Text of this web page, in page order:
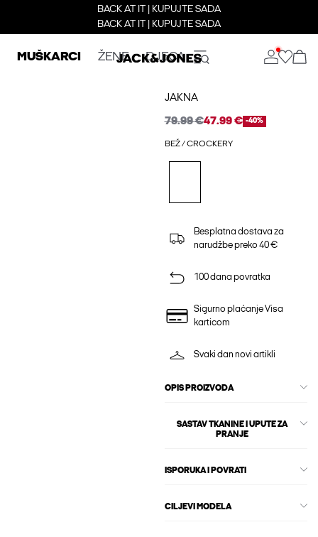
BACK AT IT | KUPUJTE SADA
BACK AT IT | KUPUJTE SADA
MUŠKARCI ŽENE DJECA
JAKNA
79.99 €47.99 € -40%
BEŽ / CROCKERY
Besplatna dostava za
narudžbe preko 40 €
100 dana povratka
Sigurno plaćanje Visa
karticom
Svaki dan novi artikli
OPIS PROIZVODA
SASTAV TKANINE I UPUTE ZA
PRANJE
ISPORUKA I POVRATI
CILJEVI MODELA